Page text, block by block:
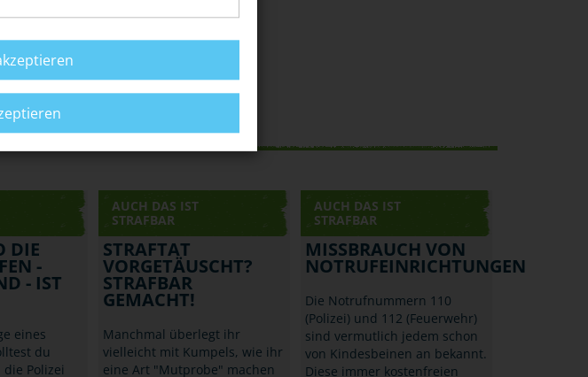
DIE
-
- IST
eines
du
Polizei
AUCH DAS IST
STRAFBAR
STRAFTAT
VORGETÄUSCHT?
STRAFBAR
GEMACHT!
Manchmal überlegt ihr
vielleicht mit Kumpels, wie ihr
eine Art "Mutprobe" machen
AUCH DAS IST
STRAFBAR
MISSBRAUCH VON
NOTRUFEINRICHTUNGEN
Die Notrufnummern 110
(Polizei) und 112 (Feuerwehr)
sind vermutlich jedem schon
von Kindesbeinen an bekannt.
Diese immer kostenfreien